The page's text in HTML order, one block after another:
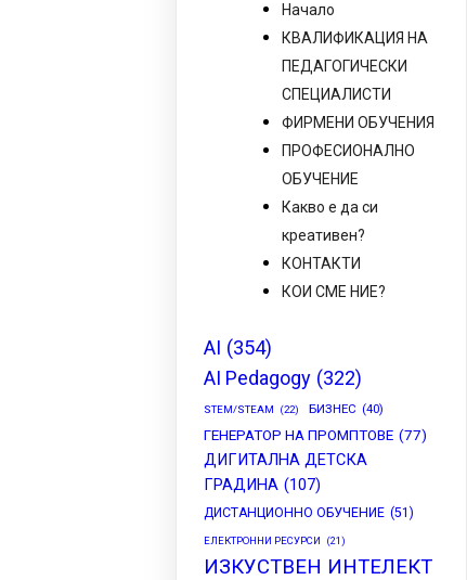
Начало
КВАЛИФИКАЦИЯ НА
ПЕДАГОГИЧЕСКИ
СПЕЦИАЛИСТИ
ФИРМЕНИ ОБУЧЕНИЯ
ПРОФЕСИОНАЛНО
ОБУЧЕНИЕ
Какво е да си
креативен?
КОНТАКТИ
КОИ СМЕ НИЕ?
AI (354)
AI Pedagogy (322)
STEM/STEAM (22) БИЗНЕС (40)
ГЕНЕРАТОР НА ПРОМПТОВЕ (77)
ДИГИТАЛНА ДЕТСКА
ГРАДИНА (107)
ДИСТАНЦИОННО ОБУЧЕНИЕ (51)
ЕЛЕКТРОННИ РЕСУРСИ (21)
ИЗКУСТВЕН ИНТЕЛЕКТ